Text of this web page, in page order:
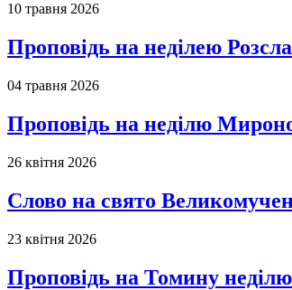
10 травня 2026
Проповідь на неділею
04 травня 2026
Проповідь на неділю
26 квітня 2026
Слово на свято
23 квітня 2026
Проповідь на Томину